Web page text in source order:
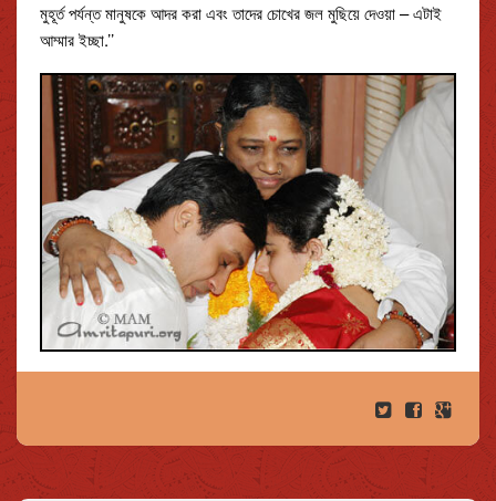
মুহূর্ত পর্যন্ত মানুষকে আদর করা এবং তাদের চোখের জল মুছিয়ে দেওয়া – এটাই
আম্মার ইচ্ছা.’’